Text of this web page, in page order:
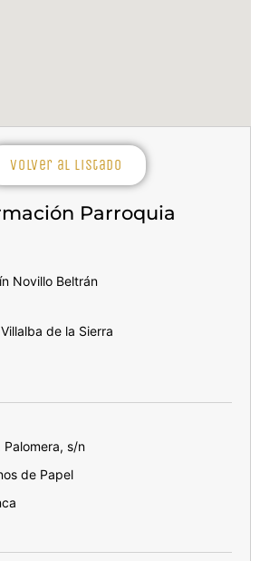
Volver al listado
Parroquia
Novillo Beltrán
Villalba de la Sierra
Palomera, s/n
de Papel